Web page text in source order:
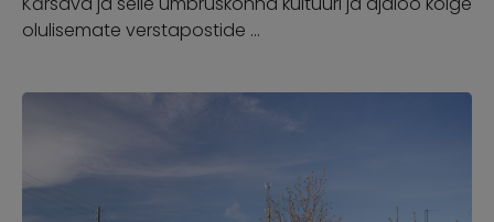
olulisemate verstapostide …